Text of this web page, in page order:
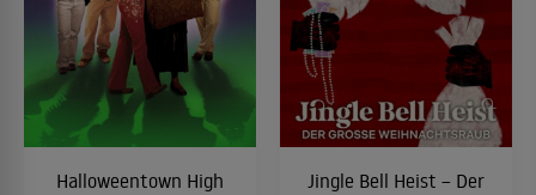
Halloweentown High
Jingle Bell Heist – Der